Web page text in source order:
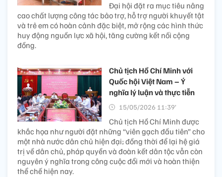
Đại hội đặt ra mục tiêu nâng
cao chất lượng công tác bảo trợ, hỗ trợ người khuyết tật
và trẻ em có hoàn cảnh đặc biệt, mở rộng các hình thức
huy động nguồn lực xã hội, tăng cường kết nối cộng
đồng.
Chủ tịch Hồ Chí Minh với
Quốc hội Việt Nam – Ý
nghĩa lý luận và thực tiễn
15/05/2026 11:39’
Chủ tịch Hồ Chí Minh được
khắc họa như người đặt những “viên gạch đầu tiên” cho
một nhà nước dân chủ hiện đại; đồng thời để lại hệ giá
trị về dân chủ, pháp quyền và đoàn kết dân tộc vẫn còn
nguyên ý nghĩa trong công cuộc đổi mới và hoàn thiện
thể chế hiện nay.